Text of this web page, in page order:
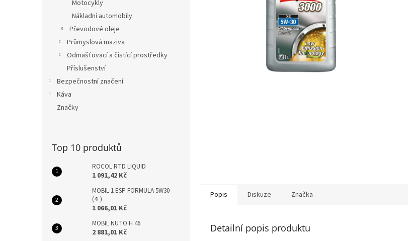
Motocykly
Nákladní automobily
Převodové oleje
Průmyslová maziva
Odmašťovací a čistící prostředky
Příslušenství
Bezpečnostní značení
Káva
Značky
Top 10 produktů
ROCOL RTD LIQUID
1 091,42 Kč
MOBIL 1 ESP FORMULA 5W30
(4L)
1 066,01 Kč
MOBIL NUTO H 46
2 881,01 Kč
Popis Diskuze Značka
Detailní popis produktu